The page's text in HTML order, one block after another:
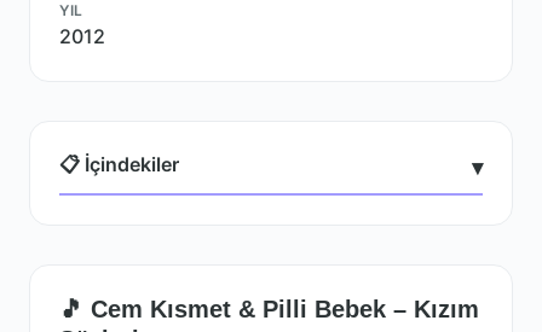
YIL
2012
📋 İçindekiler ▾
🎵 Cem Kısmet & Pilli Bebek – Kızım